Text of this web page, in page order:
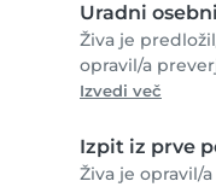
Uradni
Živa je
opravil/a
Izvedi več
Izpit iz prve
Živa je opravil/